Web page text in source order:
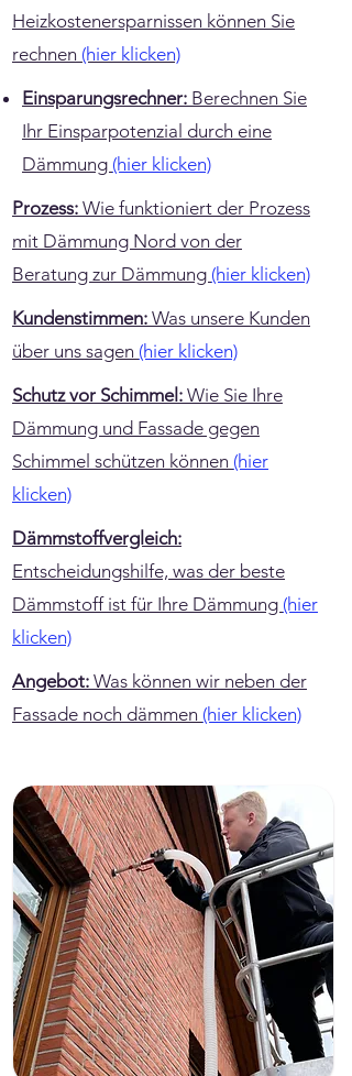
Heizkostenersparnissen können Sie
rechnen (hier klicken)
Einsparungsrechner: Berechnen Sie
Ihr Einsparpotenzial durch eine
Dämmung (hier klicken)
Prozess: Wie funktioniert der Prozess
mit Dämmung Nord von der
Beratung zur Dämmung (hier klicken)
Kundenstimmen: Was unsere Kunden
über uns sagen (hier klicken)
Schutz vor Schimmel: Wie Sie Ihre
Dämmung und Fassade gegen
Schimmel schützen können (hier
klicken)
Dämmstoffvergleich:
Entscheidungshilfe, was der beste
Dämmstoff ist für Ihre Dämmung (hier
klicken)
Angebot: Was können wir neben der
Fassade noch dämmen (hier klicken)